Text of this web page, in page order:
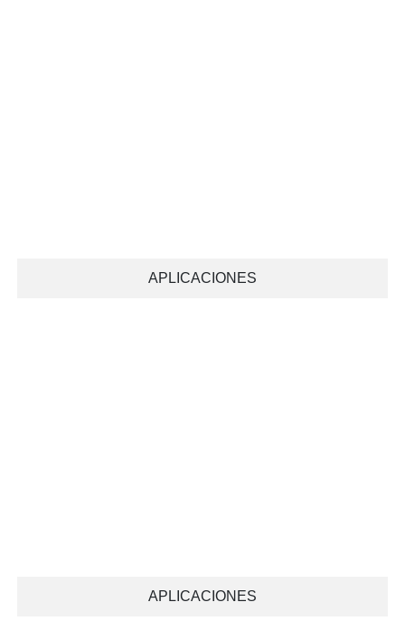
APLICACIONES
APLICACIONES